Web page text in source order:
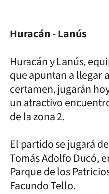
Huracán - Lanús
Huracán y Lanús,
que apuntan a llegar
certamen, jugarán
un atractivo
de la zona 2.
El partido se jugará
Tomás Adolfo Ducó,
Parque de los
Facundo Tello.